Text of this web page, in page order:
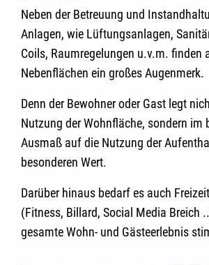
Neben der Betreuung und
Anlagen, wie Lüftungsanlagen,
Coils, Raumregelungen u.v.m. finden
Nebenflächen ein großes Augenmerk.
Denn der Bewohner oder Gast legt
Nutzung der Wohnfläche, sondern im
Ausmaß auf die Nutzung der
besonderen Wert.
Darüber hinaus bedarf es auch
(Fitness, Billard, Social Media Breich
gesamte Wohn- und Gästeerlebnis